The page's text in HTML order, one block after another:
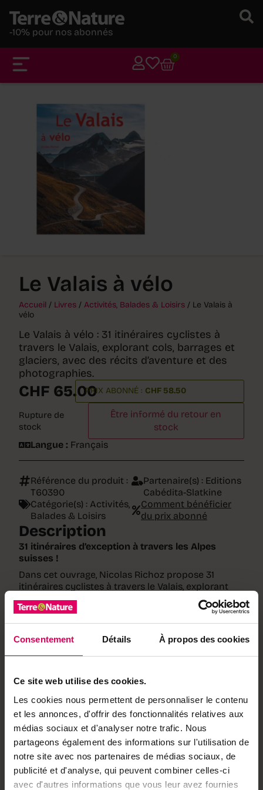
Consentement Détails À propos des cookies
Ce site web utilise des cookies.
Les cookies nous permettent de personnaliser le contenu
et les annonces, d'offrir des fonctionnalités relatives aux
médias sociaux et d'analyser notre trafic. Nous
partageons également des informations sur l'utilisation de
notre site avec nos partenaires de médias sociaux, de
publicité et d'analyse, qui peuvent combiner celles-ci
avec d'autres informations que vous leur avez fournies
-10% pour nos abonnés
0
Le Valais à vélo
Accueil / Livres / Activités, Balades & Loisirs / Le Valais à
vélo
Le Valais à vélo : 31 itinéraires cyclistes à
travers le Valais, explorant cols, barrages et
glaciers, avec des récits d’aventure et des
photographies.
CHF 65.00PRIX ABONNÉ : CHF 58.50
Rupture de
stock
Être informé du retour en
stock
Langue : Français
Référence du produit :
T60390
Catégorie(s) : Activités,
Balades & Loisirs
Partenaire(s) : Editions
Cabédita-Slatkine
Comment bénéficier
du prix abonné
Description
31 itinéraires d’exception à travers les Alpes
suisses !
Dans cet ouvrage, Nicolas Richoz propose 31
itinéraires cyclistes à travers le Valais, explorant
cols, barrages et glaciers.
Accompagné de récits
d’aventure, de photographies et de cartes
détaillées, ce livre est une invitation à découvrir les
paysages alpins, que vous soyez sportif ou
amateur de belles images.
Partenaire :Editions Cabédita-Slatkine
Notre partenaire
Editions
Cabédita-
Slatkine
des ouvrages sur le